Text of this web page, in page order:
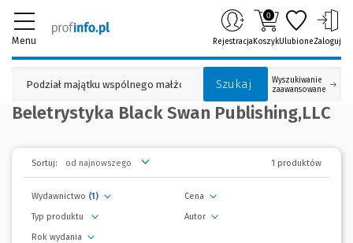
Menu
Szukaj
Wyszukiwanie
zaawansowane
Rejestracja
0
KoszykUlubioneZaloguj
Beletrystyka Black Swan Publishing,LLC
Sortuj: 1 produktów
Wydawnictwo (1)
Autor
Cena
Rok wydania
Typ produktu